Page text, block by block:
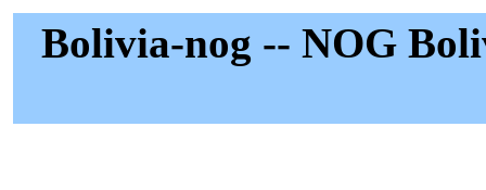
Bolivia-nog -- NOG